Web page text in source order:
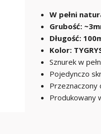
W pełni
Grubość:
Długość:
Kolor:
Sznurek w
Pojedynczo
Przeznaczony
Produkowany